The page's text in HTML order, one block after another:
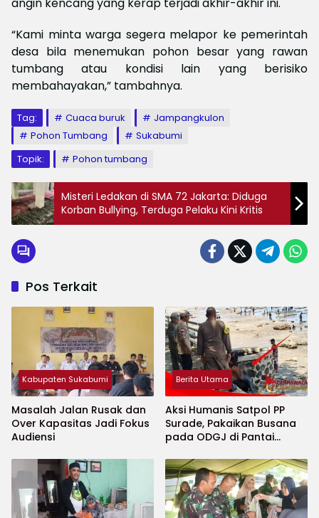
“Kami minta warga segera melapor ke pemerintah
desa bila menemukan pohon besar yang rawan
tumbang atau kondisi lain yang berisiko
membahayakan,” tambahnya.
Tag: Cuaca buruk
Jampangkulon
Pohon Tumbang
Sukabumi
Topik:
Pohon tumbang
Misteri Ledakan di SMA 72 Jakarta: Diduga
Korban Bullying, Terduga Pelaku Kini Kritis
Pos Terkait
Kabupaten Sukabumi
Masalah Jalan Rusak dan
Over Kapasitas Jadi Fokus
Audiensi
Berita Utama
Aksi Humanis Satpol PP
Surade, Pakaikan Busana
pada ODGJ di Pantai